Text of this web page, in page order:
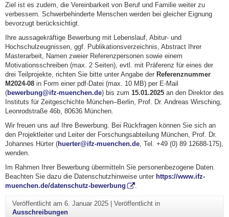
Ziel ist es zudem, die Vereinbarkeit von Beruf und Familie weiter zu
verbessern. Schwerbehinderte Menschen werden bei gleicher Eignung
bevorzugt berücksichtigt.
Ihre aussagekräftige Bewerbung mit Lebenslauf, Abitur- und
Hochschulzeugnissen, ggf. Publikationsverzeichnis, Abstract Ihrer
Masterarbeit, Namen zweier Referenzpersonen sowie einem
Motivationsschreiben (max. 2 Seiten), evtl. mit Präferenz für eines der
drei Teilprojekte, richten Sie bitte unter Angabe der Referenznummer
M2024-08 in Form einer pdf-Datei (max. 10 MB) per E-Mail
(bewerbung@ifz-muenchen.de) bis zum 15.01.2025 an den Direktor des
Instituts für Zeitgeschichte München–Berlin, Prof. Dr. Andreas Wirsching,
Leonrodstraße 46b, 80636 München.
Wir freuen uns auf Ihre Bewerbung. Bei Rückfragen können Sie sich an
den Projektleiter und Leiter der Forschungsabteilung München, Prof. Dr.
Johannes Hürter (huerter@ifz-muenchen.de , Tel. +49 (0) 89 12688-175),
wenden.
Im Rahmen Ihrer Bewerbung übermitteln Sie personenbezogene Daten.
Beachten Sie dazu die Datenschutzhinweise unter https://www.ifz-
muenchen.de/datenschutz-bewerbung
.
Veröffentlicht am 6. Januar 2025| Veröffentlicht in
Ausschreibungen